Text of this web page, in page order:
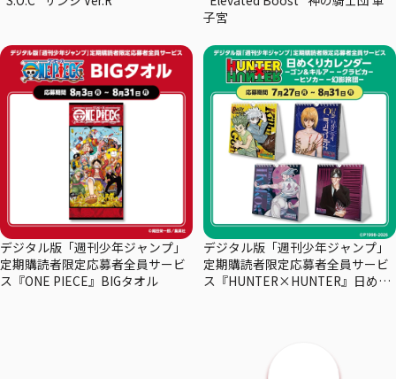
子宮
デジタル版「週刊少年ジャンプ」
定期購読者限定応募者全員サービ
ス『ONE PIECE』BIGタオル
デジタル版「週刊少年ジャンプ」
定期購読者限定応募者全員サービ
ス『HUNTER×HUNTER』日めく